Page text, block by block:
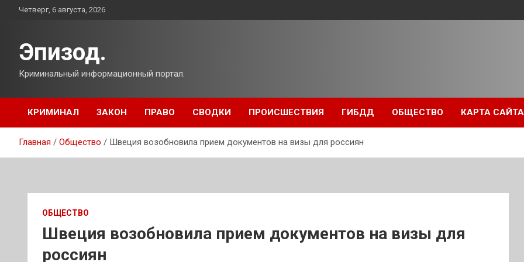
ПерейтиЧетверг, 6 августа, 2026
Эпизод.
Криминальный информационный портал.
КРИМИНАЛ ЗАКОН ПРАВО СВОДКИ ПРОИСШЕСТВИЯ ГИБДД ОБЩЕСТВО КАРТА САЙТА
Главная Общество Швеция возобновила прием документов на визы для россиян
ОБЩЕСТВО
Швеция возобновила прием документов на визы для
россиян